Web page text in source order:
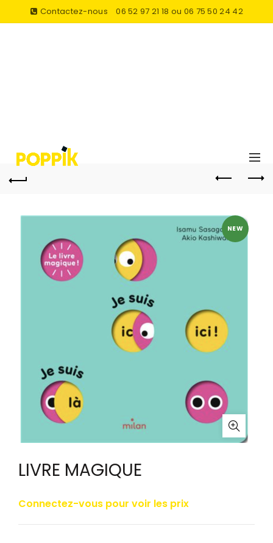
Contactez-nous 06 52 97 21 18 ou 06 75 50 24 42
NEW
LIVRE MAGIQUE
Connectez-vous pour voir les prix